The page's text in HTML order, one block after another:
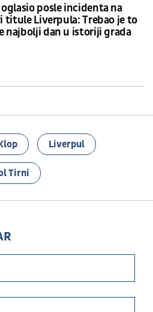
oglasio posle incidenta na
titule Liverpula: Trebao je to
najbolji dan u istoriji grada
Liverpul
Tirni